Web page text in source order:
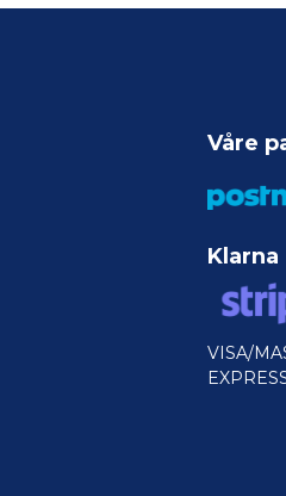
Våre
Klarna
VISA/